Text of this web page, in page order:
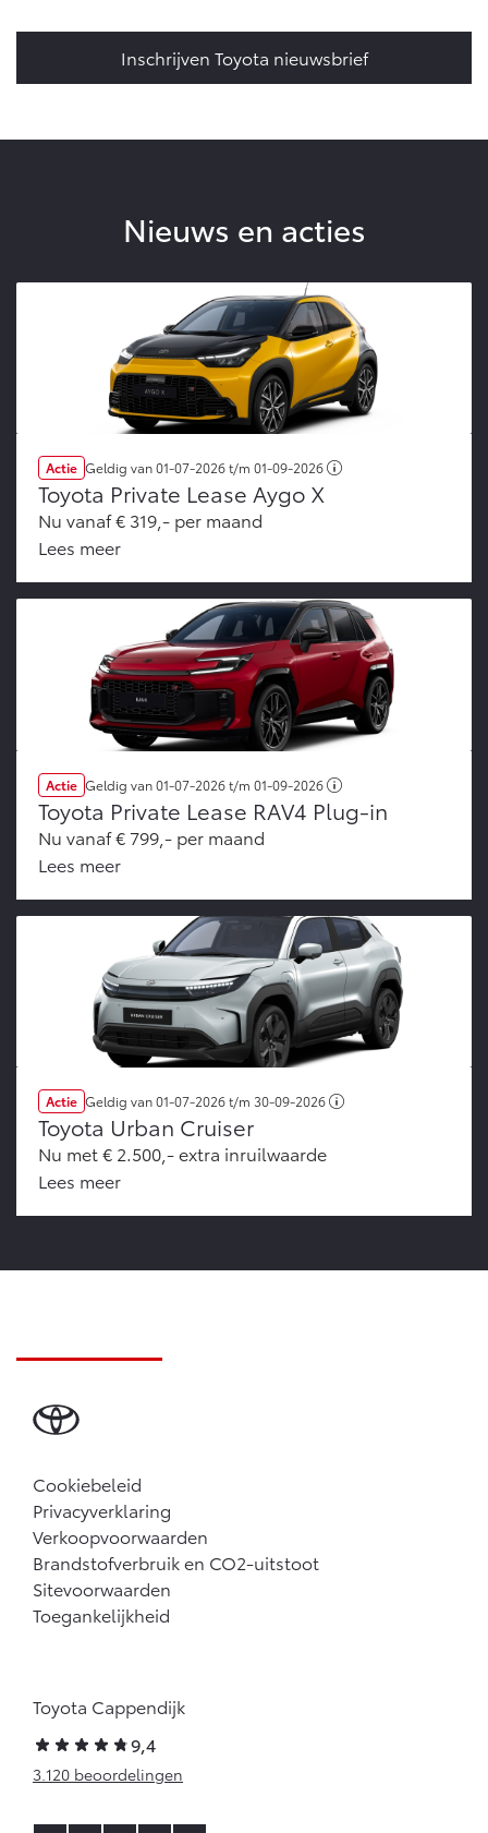
Inschrijven Toyota nieuwsbrief
Nieuws en acties
Actie Geldig van01-07-2026t/m 01-09-2026
Toyota Private Lease Aygo X
Nu vanaf € 319,- per maand
Lees meer
Actie Geldig van01-07-2026t/m 01-09-2026
Toyota Private Lease RAV4 Plug-in
Nu vanaf € 799,- per maand
Lees meer
Actie Geldig van01-07-2026t/m 30-09-2026
Toyota Urban Cruiser
Nu met € 2.500,- extra inruilwaarde
Lees meer
Cookiebeleid
Privacyverklaring
Verkoopvoorwaarden
Brandstofverbruik en CO2-uitstoot
Sitevoorwaarden
Toegankelijkheid
Toyota Cappendijk
9,4
3.120 beoordelingen